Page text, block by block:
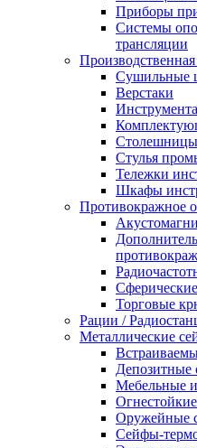
Приборы
Системы
трансляции
Cушильные
Верстаки
Столешницы
Стулья
Тележки
Шкафы
Противокражное
Торговые
Рации /
Металлические
Депозитные
Мебельные
Оружейные
Сейфы-